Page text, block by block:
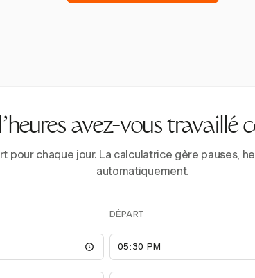
avez-vous travaillé
pour chaque jour. La calculatrice gère pauses,
automatiquement.
DÉPART